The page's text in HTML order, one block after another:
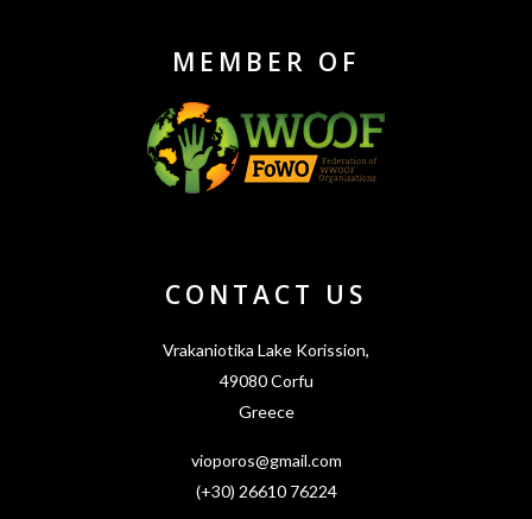
MEMBER OF
CONTACT US
Vrakaniotika Lake Korission,
49080 Corfu
Greece
vioporos@gmail.com
(+30) 26610 76224